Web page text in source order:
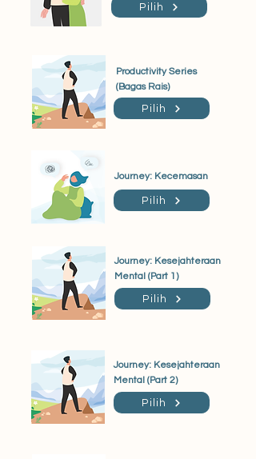
Pilih
Productivity Series
(Bagas Rais)
Pilih
Journey: Kecemasan
Pilih
Journey: Kesejahteraan
Mental (Part 1)
Pilih
Journey: Kesejahteraan
Mental (Part 2)
Pilih